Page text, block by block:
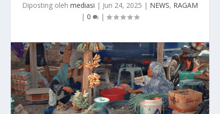
Diposting oleh mediasi | Jun 24, 2025 | NEWS, RAGAM
| 0 |